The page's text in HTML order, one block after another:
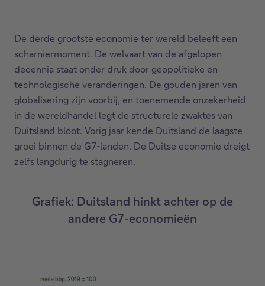
De derde grootste economie ter wereld beleeft een
scharniermoment. De welvaart van de afgelopen
decennia staat onder druk door geopolitieke en
technologische veranderingen. De gouden jaren van
globalisering zijn voorbij, en toenemende onzekerheid
in de wereldhandel legt de structurele zwaktes van
Duitsland bloot. Vorig jaar kende Duitsland de laagste
groei binnen de G7-landen. De Duitse economie dreigt
zelfs langdurig te stagneren.
Grafiek: Duitsland hinkt achter op de
andere G7-economieën